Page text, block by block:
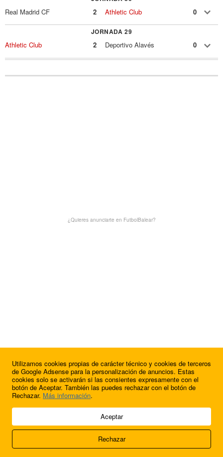
Real Madrid CF 2 Athletic Club 0
JORNADA 29
Athletic Club 2 Deportivo Alavés 0
¿Quieres anunciarte en FutbolBalear?
¿Quieres anunciarte en FutbolBalear?
© 2009 - 2026 Soluciones Corporativas IP, SL.
Acerca de nosotros
FútbolBalear
Utilizamos cookies propias de carácter técnico y cookies de terceros
de Google Adsense para la personalización de anuncios. Estas
cookies solo se activarán si las consientes expresamente con el
botón de Aceptar. También las puedes rechazar con el botón de
Rechazar. Más información.
Aceptar
Rechazar